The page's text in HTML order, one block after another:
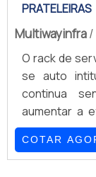
PRATELEIRAS
Multiwayinfra/
O rack de
se auto
continua
aumentar a
se faz
informação
COTAR